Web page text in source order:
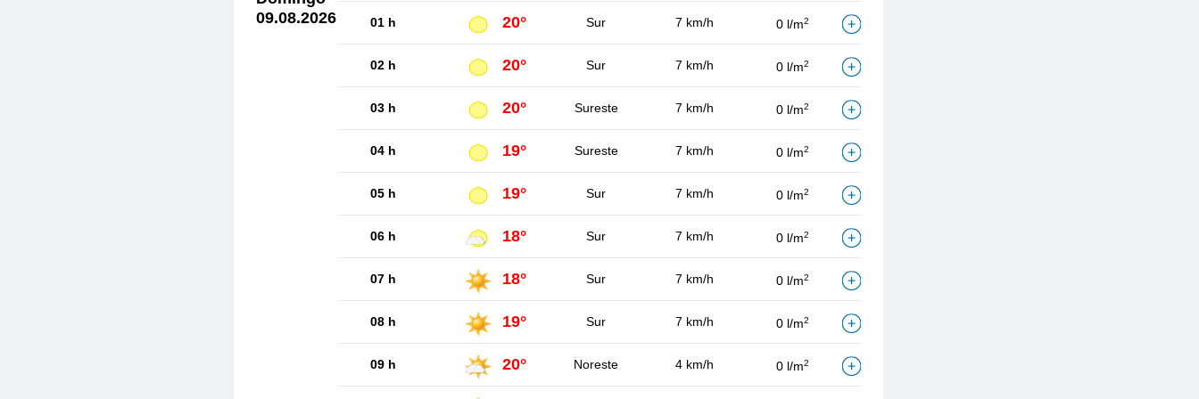
09.08.2026
01 h 20° Sur 7 km/h 0 l/m2
02 h 20° Sur 7 km/h 0 l/m2
03 h 20° Sureste 7 km/h 0 l/m2
04 h 19° Sureste 7 km/h 0 l/m2
05 h 19° Sur 7 km/h 0 l/m2
06 h 18° Sur 7 km/h 0 l/m2
07 h 18° Sur 7 km/h 0 l/m2
08 h 19° Sur 7 km/h 0 l/m2
09 h 20° Noreste 4 km/h 0 l/m2